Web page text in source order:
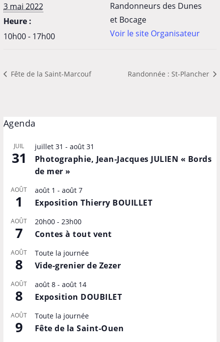
3 mai 2022
Heure :
10h00 - 17h00
Randonneurs des Dunes
et Bocage
Voir le site Organisateur
Fête de la Saint-Marcouf Randonnée : St-Plancher
Agenda
JUIL
31
juillet 31 - août 31
Photographie, Jean-Jacques JULIEN « Bords
de mer »
AOÛT
1
août 1 - août 7
Exposition Thierry BOUILLET
AOÛT
7
20h00- 23h00
Contes à tout vent
AOÛT
8
Toute la journée
Vide-grenier de Zezer
AOÛT
8
août 8- août 14
Exposition DOUBILET
AOÛT
9
Toute la journée
Fête de la Saint-Ouen